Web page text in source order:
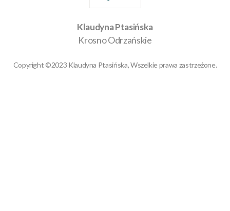
Klaudyna Ptasińska
Krosno Odrzańskie
Copyright ©2023 Klaudyna Ptasińska, Wszelkie prawa zastrzeżone.